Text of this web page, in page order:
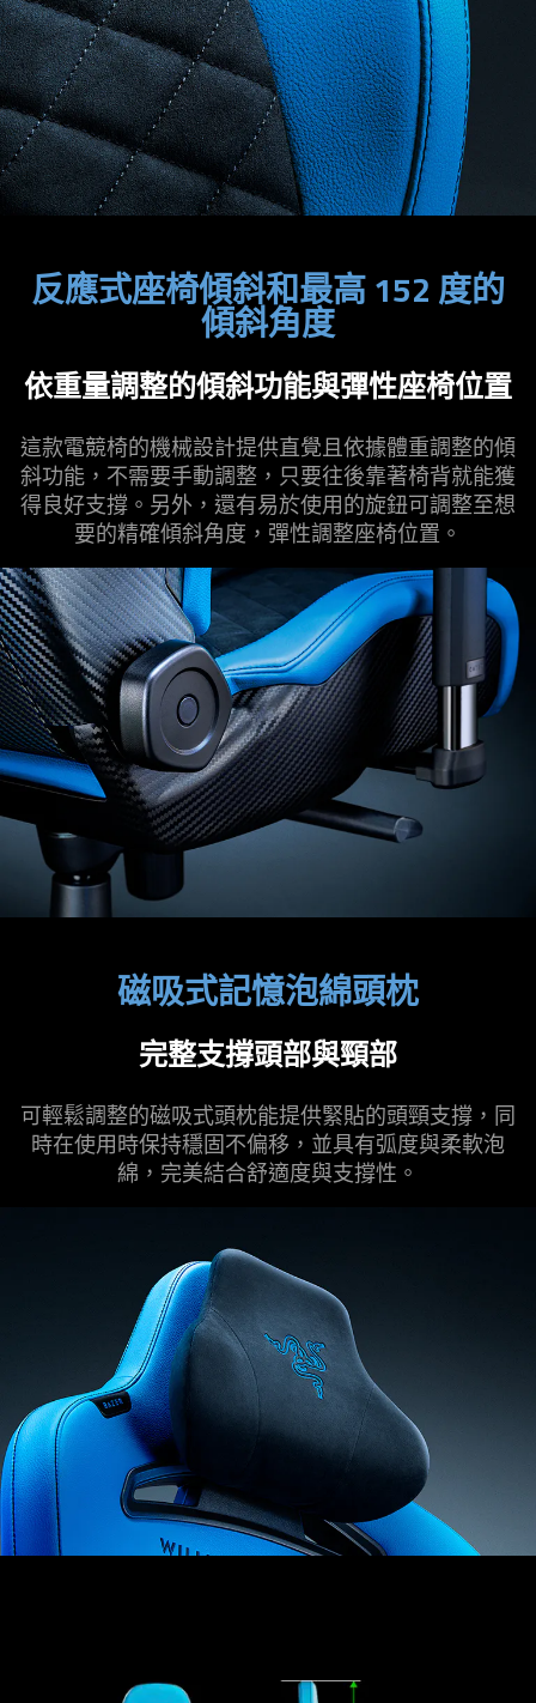
反應式座椅傾斜和最高 152 度的
傾斜角度
依重量調整的傾斜功能與彈性座椅位置
這款電競椅的機械設計提供直覺且依據體重調整的傾
斜功能，不需要手動調整，只要往後靠著椅背就能獲
得良好支撐。另外，還有易於使用的旋鈕可調整至想
要的精確傾斜角度，彈性調整座椅位置。
磁吸式記憶泡綿頭枕
完整支撐頭部與頸部
可輕鬆調整的磁吸式頭枕能提供緊貼的頭頸支撐，同
時在使用時保持穩固不偏移，並具有弧度與柔軟泡
綿，完美結合舒適度與支撐性。